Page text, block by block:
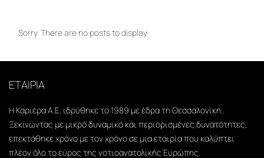
Sorry. There are no posts to display
ΕΤΑΙΡΙΑ
Η Καριέρα Α.Ε. ιδρύθηκε το 1989 με έδρα τη Θεσσαλονίκη..
Ξεκινώντας με μικρό δυναμικό και περιορισμένες δυνατότητες,
επεκτάθηκε χρόνο με τον χρόνο σε μια εταιρία που καλύπτει
πλέον όλο το εύρος της νοτιοανατολικής Ευρώπης.